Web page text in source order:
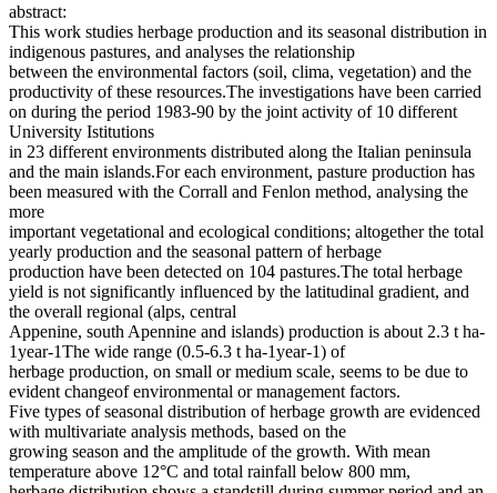
abstract:
This work studies herbage production and its seasonal distribution in
indigenous pastures, and analyses the relationship
between the environmental factors (soil, clima, vegetation) and the
productivity of these resources.The investigations have been carried
on during the period 1983-90 by the joint activity of 10 different
University Istitutions
in 23 different environments distributed along the Italian peninsula
and the main islands.For each environment, pasture production has
been measured with the Corrall and Fenlon method, analysing the
more
important vegetational and ecological conditions; altogether the total
yearly production and the seasonal pattern of herbage
production have been detected on 104 pastures.The total herbage
yield is not significantly influenced by the latitudinal gradient, and
the overall regional (alps, central
Appenine, south Apennine and islands) production is about 2.3 t ha-
1year-1The wide range (0.5-6.3 t ha-1year-1) of
herbage production, on small or medium scale, seems to be due to
evident changeof environmental or management factors.
Five types of seasonal distribution of herbage growth are evidenced
with multivariate analysis methods, based on the
growing season and the amplitude of the growth. With mean
temperature above 12°C and total rainfall below 800 mm,